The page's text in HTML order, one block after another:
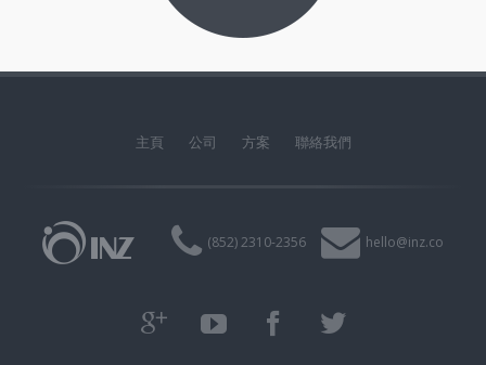
主頁 公司 方案 聯絡我們
(852) 2310-2356 hello@inz.co